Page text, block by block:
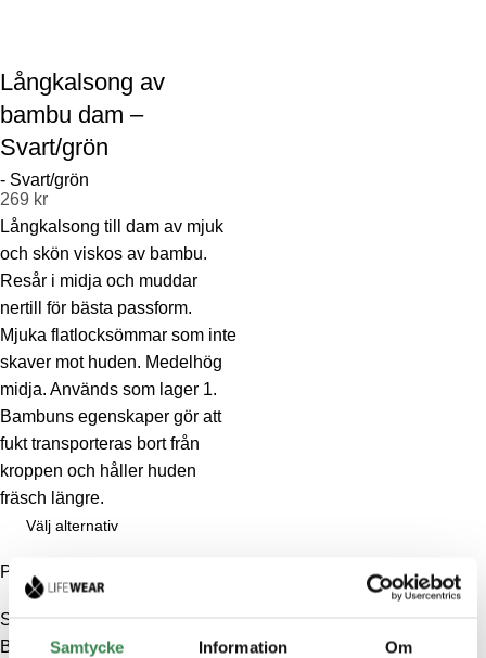
Samtycke Information Om
Produktkategorier
Sale
Bamboo
Långkalsong av
bambu dam –
Svart/grön
269 kr
Långkalsong till dam av mjuk
och skön viskos av bambu.
Resår i midja och muddar
nertill för bästa passform.
Mjuka flatlocksömmar som inte
skaver mot huden. Medelhög
midja. Används som lager 1.
Bambuns egenskaper gör att
fukt transporteras bort från
kroppen och håller huden
fräsch längre.
Välj alternativ